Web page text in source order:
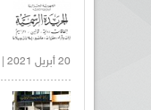
20 أبريل 2021 |